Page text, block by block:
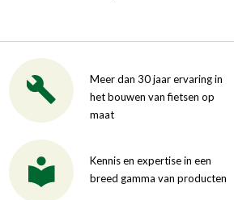
Meer dan 30 jaar ervaring in
het bouwen van fietsen op
maat
Kennis en expertise in een
breed gamma van producten